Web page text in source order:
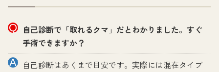
自己診断で「取れるクマ」だとわかりました。すぐ
手術できますか？
自己診断はあくまで目安です。実際には混在タイプ